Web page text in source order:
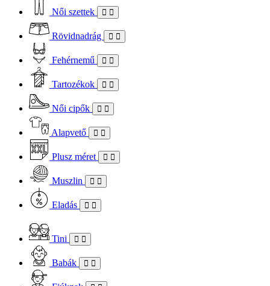
Női szettek
Rövidnadrág
Fehérnemű
Tartozékok
Női cipők
Alapvető
Plusz méret
Muszlin
Eladás
Tini
Babák